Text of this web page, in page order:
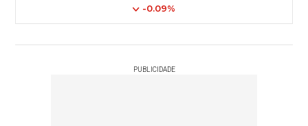
-0.09%
PUBLICIDADE